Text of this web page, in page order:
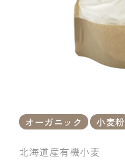
オーガニック 小麦粉
北海道産有機小麦